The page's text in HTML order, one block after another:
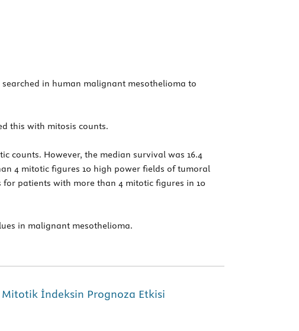
in human malignant mesothelioma to
this with mitosis counts.
counts. However, the median survival was 16.4
4 mitotic figures 10 high power fields of tumoral
for patients with more than 4 mitotic figures in 10
in malignant mesothelioma.
İndeksin Prognoza Etkisi